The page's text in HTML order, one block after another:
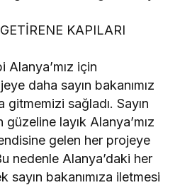
KAPILARI
için
daha sayın bakanımız
sağladı. Sayın
güzeline layık Alanya’mız
gelen her projeye
nedenle Alanya’daki her
sayın bakanımıza iletmesi